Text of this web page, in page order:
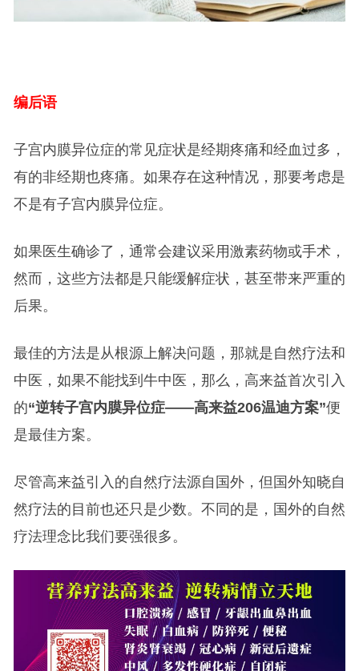
编后语
子宫内膜异位症的常见症状是经期疼痛和经血过多，
有的非经期也疼痛。如果存在这种情况，那要考虑是
不是有子宫内膜异位症。
如果医生确诊了，通常会建议采用激素药物或手术，
然而，这些方法都是只能缓解症状，甚至带来严重的
后果。
最佳的方法是从根源上解决问题，那就是自然疗法和
中医，如果不能找到牛中医，那么，高来益首次引入
的“逆转子宫内膜异位症——高来益206温迪方案”便
是最佳方案。
尽管高来益引入的自然疗法源自国外，但国外知晓自
然疗法的目前也还只是少数。不同的是，国外的自然
疗法理念比我们要强很多。